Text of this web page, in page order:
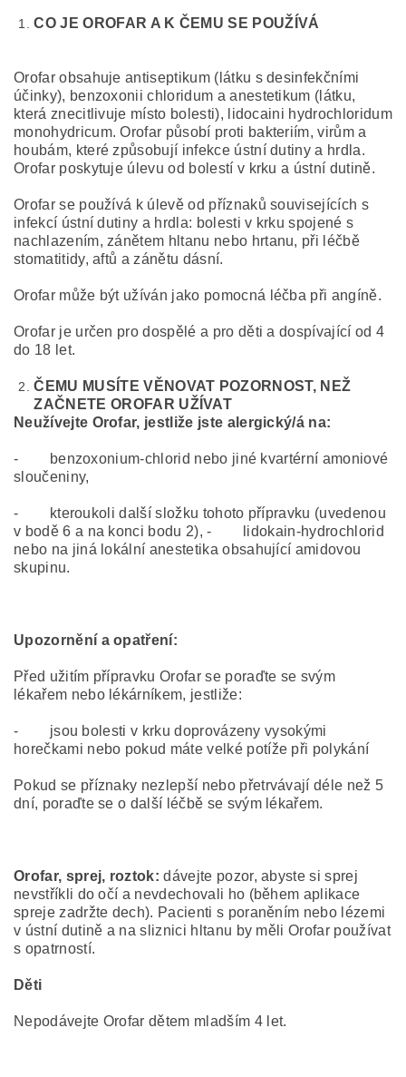
CO JE OROFAR A K ČEMU SE POUŽÍVÁ
Orofar obsahuje antiseptikum (látku s desinfekčními
účinky), benzoxonii chloridum a anestetikum (látku,
která znecitlivuje místo bolesti), lidocaini hydrochloridum
monohydricum. Orofar působí proti bakteriím, virům a
houbám, které způsobují infekce ústní dutiny a hrdla.
Orofar poskytuje úlevu od bolestí v krku a ústní dutině.
Orofar se používá k úlevě od příznaků souvisejících s
infekcí ústní dutiny a hrdla: bolesti v krku spojené s
nachlazením, zánětem hltanu nebo hrtanu, při léčbě
stomatitidy, aftů a zánětu dásní.
Orofar může být užíván jako pomocná léčba při angíně.
Orofar je určen pro dospělé a pro děti a dospívající od 4
do 18 let.
ČEMU MUSÍTE VĚNOVAT POZORNOST, NEŽ
ZAČNETE OROFAR UŽÍVAT
Neužívejte Orofar, jestliže jste alergický/á na:
- benzoxonium-chlorid nebo jiné kvartérní amoniové
sloučeniny,
- kteroukoli další složku tohoto přípravku (uvedenou
v bodě 6 a na konci bodu 2), - lidokain-hydrochlorid
nebo na jiná lokální anestetika obsahující amidovou
skupinu.
Upozornění a opatření:
Před užitím přípravku Orofar se poraďte se svým
lékařem nebo lékárníkem, jestliže:
- jsou bolesti v krku doprovázeny vysokými
horečkami nebo pokud máte velké potíže při polykání
Pokud se příznaky nezlepší nebo přetrvávají déle než 5
dní, poraďte se o další léčbě se svým lékařem.
Orofar, sprej, roztok: dávejte pozor, abyste si sprej
nevstříkli do očí a nevdechovali ho (během aplikace
spreje zadržte dech). Pacienti s poraněním nebo lézemi
v ústní dutině a na sliznici hltanu by měli Orofar používat
s opatrností.
Děti
Nepodávejte Orofar dětem mladším 4 let.